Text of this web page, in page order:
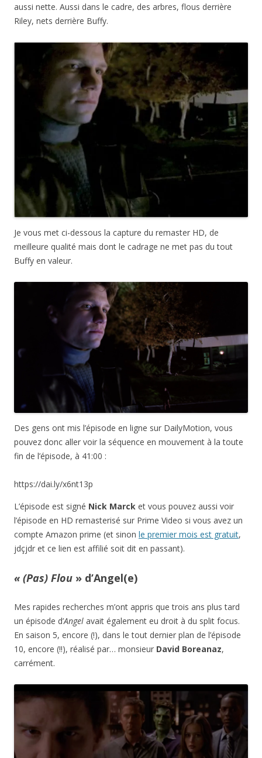
aussi nette. Aussi dans le cadre, des arbres, flous derrière
Riley, nets derrière Buffy.
Je vous met ci-dessous la capture du remaster HD, de
meilleure qualité mais dont le cadrage ne met pas du tout
Buffy en valeur.
Des gens ont mis l’épisode en ligne sur DailyMotion, vous
pouvez donc aller voir la séquence en mouvement à la toute
fin de l’épisode, à 41:00 :
https://dai.ly/x6nt13p
L’épisode est signé Nick Marck et vous pouvez aussi voir
l’épisode en HD remasterisé sur Prime Video si vous avez un
compte Amazon prime (et sinon le premier mois est gratuit,
jdçjdr et ce lien est affilié soit dit en passant).
« (Pas) Flou » d’Angel(e)
Mes rapides recherches m’ont appris que trois ans plus tard
un épisode d’Angel avait également eu droit à du split focus.
En saison 5, encore (!), dans le tout dernier plan de l’épisode
10, encore (!!), réalisé par… monsieur David Boreanaz,
carrément.